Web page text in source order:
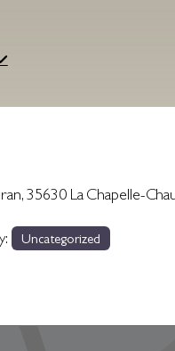
,35630 La Chapelle-
Uncategorized